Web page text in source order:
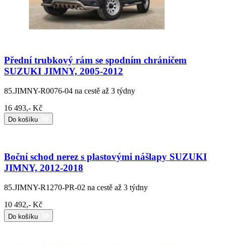
Přední trubkový rám se spodním chráničem
SUZUKI JIMNY, 2005-2012
85.JIMNY-R0076-04 na cestě až 3 týdny
16 493,- Kč
Do košíku
Boční schod nerez s plastovými nášlapy SUZUKI
JIMNY, 2012-2018
85.JIMNY-R1270-PR-02 na cestě až 3 týdny
10 492,- Kč
Do košíku